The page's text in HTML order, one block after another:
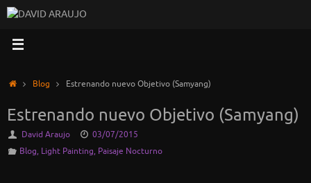
Saltar
contenido
InicioBlog Estrenando nuevo Objetivo (Samyang)
Estrenando nuevo Objetivo (Samyang)
David Araujo
03/07/2015
Blog, Light Painting, Paisaje Nocturno